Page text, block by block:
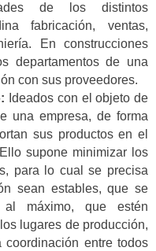
de los distintos
fabricación, ventas,
En construcciones
departamentos de una
con sus proveedores.
: Ideados con el objeto de
una empresa, de forma
sus productos en el
supone minimizar los
para lo cual se precisa
sean estables, que se
al máximo, que estén
lugares de producción,
entre todos